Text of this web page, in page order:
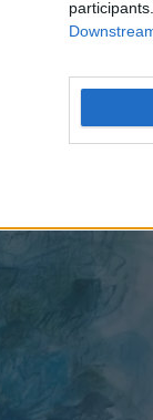
expoziție în
Galeria
a.c., în